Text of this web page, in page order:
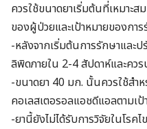
ควรใช้ขนาดยาเริ่มต้นที่เหมาะ
ของผู้ป่วยและเป้าหมายของกา
-หลังจากเริ่มต้นการรักษาและป
ลิพิดภายใน 2-4 สัปดาห์และคว
-ขนาดยา 40 มก. นั้นควรใช้สำ
คอเลสเตอรอลแอชดีแอลตามเ
-ยานี้ยังไม่ได้รับการวิจัยในโรค